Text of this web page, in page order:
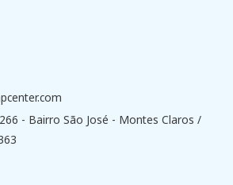
- Bairro São José - Montes Claros /